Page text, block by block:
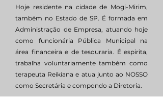
Hoje residente na cidade de Mogi-Mirim,
também no Estado de SP. É formada em
Administração de Empresa, atuando hoje
como funcionária Pública Municipal na
área financeira e de tesouraria. É espirita,
trabalha voluntariamente também como
terapeuta Reikiana e atua junto ao NOSSO
como Secretária e compondo a Diretoria.